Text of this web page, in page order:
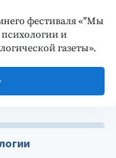
фестиваля «"Мы
психологии и
газеты».